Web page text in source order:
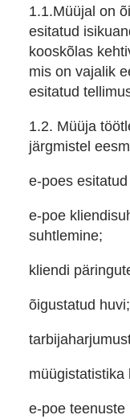
1.1.Müüjal on
esitatud
kooskõlas
mis on vajalik
esitatud
1.2. Müüja
järgmistel
e-poes
e-poe
suhtlemine;
kliendi
õigustatud huvi;
müügistatistika
e-poe teenuste